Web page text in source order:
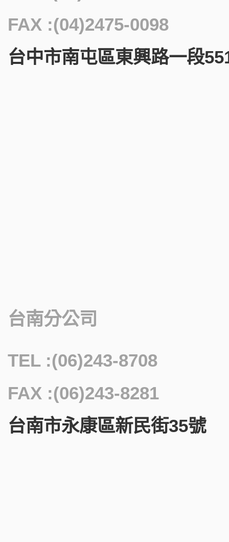
FAX :(04)2475-0098
台中市南屯區東興路一段
台南分公司
TEL :(06)243-8708
FAX :(06)243-8281
台南市永康區新民街35號